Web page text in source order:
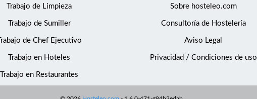
Trabajo de Limpieza
Trabajo de Sumiller
Trabajo de Chef Ejecutivo
Trabajo en Hoteles
Trabajo en Restaurantes
Sobre hosteleo.com
Consultoría de Hostelería
Aviso Legal
Privacidad / Condiciones de uso